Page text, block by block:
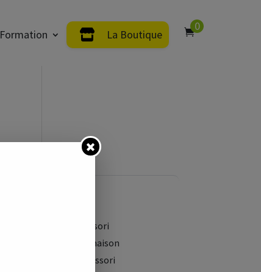
Formation La Boutique
0
Méthode Montessori
Montessori à la maison
Les Écoles Montessori